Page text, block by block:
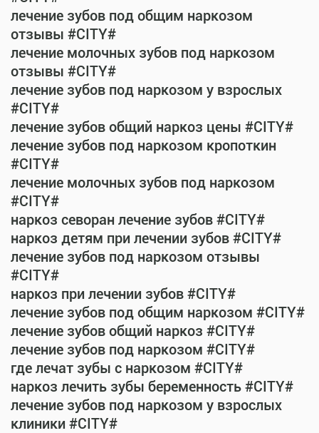
лечение зубов под общим наркозом
отзывы #CITY#
лечение молочных зубов под наркозом
отзывы #CITY#
лечение зубов под наркозом у взрослых
#CITY#
лечение зубов общий наркоз цены #CITY#
лечение зубов под наркозом кропоткин
#CITY#
лечение молочных зубов под наркозом
#CITY#
наркоз севоран лечение зубов #CITY#
наркоз детям при лечении зубов #CITY#
лечение зубов под наркозом отзывы
#CITY#
наркоз при лечении зубов #CITY#
лечение зубов под общим наркозом #CITY#
лечение зубов общий наркоз #CITY#
лечение зубов под наркозом #CITY#
где лечат зубы с наркозом #CITY#
наркоз лечить зубы беременность #CITY#
лечение зубов под наркозом у взрослых
клиники #CITY#